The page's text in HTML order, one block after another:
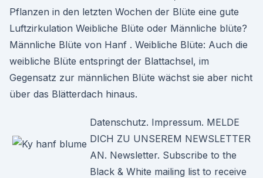
Pflanzen in den letzten Wochen der Blüte eine gute
Luftzirkulation Weibliche Blüte oder Männliche blüte?
Männliche Blüte von Hanf . Weibliche Blüte: Auch die
weibliche Blüte entspringt der Blattachsel, im
Gegensatz zur männlichen Blüte wächst sie aber nicht
über das Blätterdach hinaus.
Datenschutz. Impressum. MELDE
DICH ZU UNSEREM NEWSLETTER
AN. Newsletter. Subscribe to the
Black & White mailing list to receive